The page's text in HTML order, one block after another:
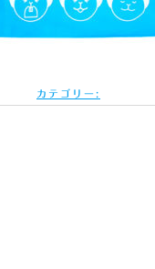
カテゴリー: